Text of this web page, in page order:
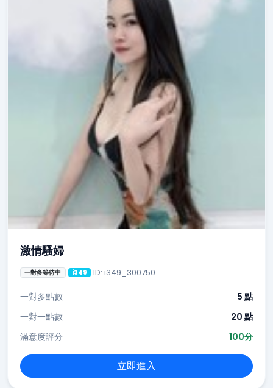
激情騷婦
一對多等待中 i349 ID: i349_300750
一對多點數
5 點
一對一點數
20 點
滿意度評分
100分
立即進入